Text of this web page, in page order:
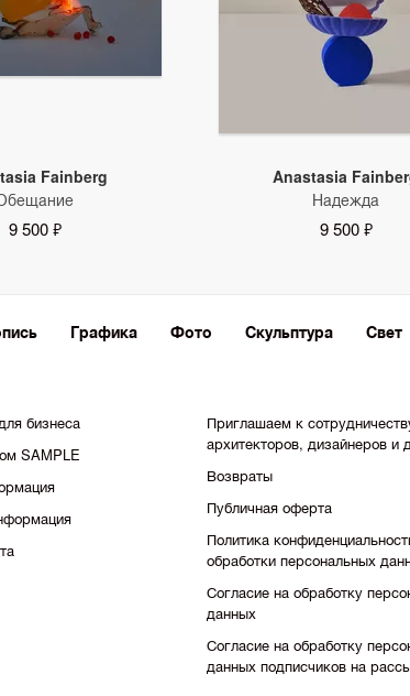
Fainberg
9 500 ₽
Anastasia
Надежда
9 500 ₽
Графика Фото Скульптура Свет
бизнеса
SAMPLE
Приглашаем к
архитекторов, дизайнеров и
Возвраты
Публичная оферта
Политика
обработки персональных
Согласие на обработку
данных
Согласие на обработку
данных подписчиков на